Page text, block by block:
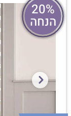
20%
הנחה